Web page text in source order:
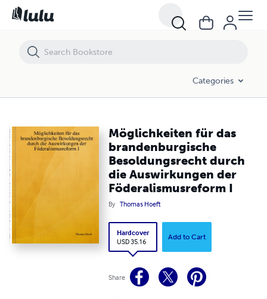
Categories
Möglichkeiten für das
brandenburgische
Besoldungsrecht durch
die Auswirkungen der
Föderalismusreform I
By Thomas Hoeft
Hardcover
USD 35.16
Add to Cart
Share
Möglichkeiten für das brandenburgische Besoldungsrecht durch